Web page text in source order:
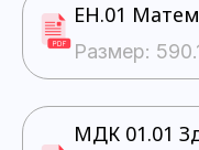
ЕН.01
Размер:
МДК 01.01